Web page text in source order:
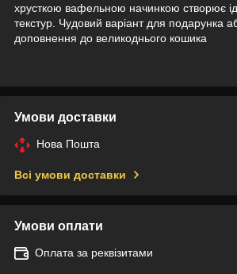
хрусткою вафельною начинкою створює
текстур. Чудовий варіант для подарунка
доповнення до великоднього кошика
Умови доставки
Нова Пошта
Всі умови доставки
Умови оплати
Оплата за реквізитами